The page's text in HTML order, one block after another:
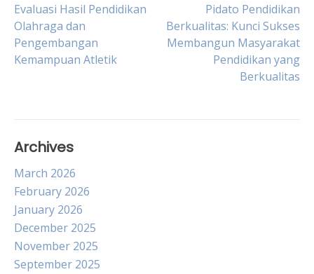
Post
navigation
Evaluasi Hasil Pendidikan
Olahraga dan
Pengembangan
Kemampuan Atletik
Pidato Pendidikan
Berkualitas: Kunci Sukses
Membangun Masyarakat
Pendidikan yang
Berkualitas
Archives
March 2026
February 2026
January 2026
December 2025
November 2025
September 2025